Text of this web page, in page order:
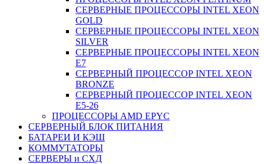
СЕРВЕРНЫЕ ПРОЦЕССОРЫ INTEL XEON
GOLD
СЕРВЕРНЫЕ ПРОЦЕССОРЫ INTEL XEON
SILVER
СЕРВЕРНЫЕ ПРОЦЕССОРЫ INTEL XEON
Е7
СЕРВЕРНЫЙ ПРОЦЕССОР INTEL XEON
BRONZE
СЕРВЕРНЫЙ ПРОЦЕССОР INTEL XEON
Е5-26
ПРОЦЕССОРЫ AMD EPYC
СЕРВЕРНЫЙ БЛОК ПИТАНИЯ
БАТАРЕИ И КЭШ
КОММУТАТОРЫ
СЕРВЕРЫ и СХД